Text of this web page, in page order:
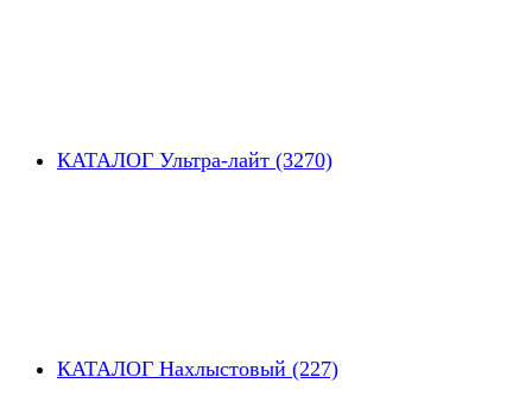
КАТАЛОГ Ультра-лайт (3270)
КАТАЛОГ Нахлыстовый (227)